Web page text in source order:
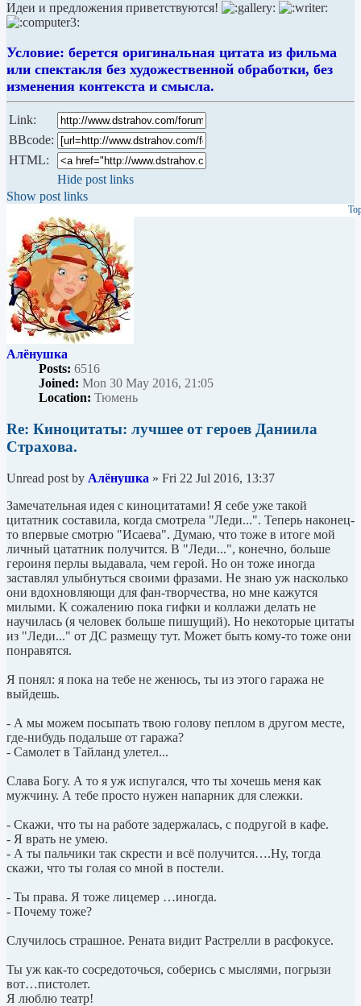
Идеи и предложения приветствуются!
Условие: берется оригинальная цитата из фильма
или спектакля без художественной обработки, без
изменения контекста и смысла.
Link:
BBcode:
HTML:
Hide post links
Show post links
Алёнушка
Posts: 6516
Joined: Mon 30 May 2016, 21:05
Location: Тюмень
Re: Киноцитаты: лучшее от героев Даниила
Страхова.
Unread post by Алёнушка » Fri 22 Jul 2016, 13:37
Замечательная идея с киноцитатами! Я себе уже такой
цитатник составила, когда смотрела "Леди...". Теперь наконец-
то впервые смотрю "Исаева". Думаю, что тоже в итоге мой
личный цататник получится. В "Леди...", конечно, больше
героиня перлы выдавала, чем герой. Но он тоже иногда
заставлял улыбнуться своими фразами. Не знаю уж насколько
они вдохновляющи для фан-творчества, но мне кажутся
милыми. К сожалению пока гифки и коллажи делать не
научилась (я человек больше пишущий). Но некоторые цитаты
из "Леди..." от ДС размещу тут. Может быть кому-то тоже они
понравятся.
Я понял: я пока на тебе не женюсь, ты из этого гаража не
выйдешь.
- А мы можем посыпать твою голову пеплом в другом месте,
где-нибудь подальше от гаража?
- Самолет в Тайланд улетел...
Слава Богу. А то я уж испугался, что ты хочешь меня как
мужчину. А тебе просто нужен напарник для слежки.
- Скажи, что ты на работе задержалась, с подругой в кафе.
- Я врать не умею.
- А ты пальчики так скрести и всё получится….Ну, тогда
скажи, что ты голая со мной в постели.
- Ты права. Я тоже лицемер …иногда.
- Почему тоже?
Случилось страшное. Рената видит Растрелли в расфокусе.
Ты уж как-то сосредоточься, соберись с мыслями, погрызи
вот…пистолет.
Я люблю театр!